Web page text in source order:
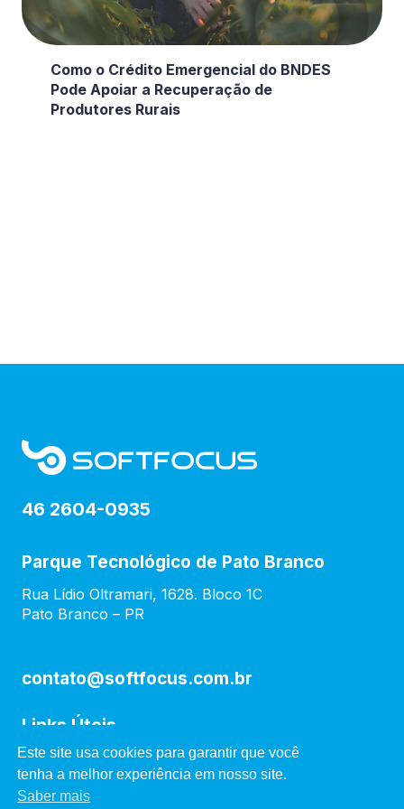
Como o Crédito Emergencial do BNDES
Pode Apoiar a Recuperação de
Produtores Rurais
46 2604-0935
Parque Tecnológico de Pato Branco
Rua Lídio Oltramari, 1628. Bloco 1C
Pato Branco – PR
contato@softfocus.com.br
Links Úteis
Soluções
Este site usa cookies para garantir que você
tenha a melhor experiência em nosso site.
Saber mais